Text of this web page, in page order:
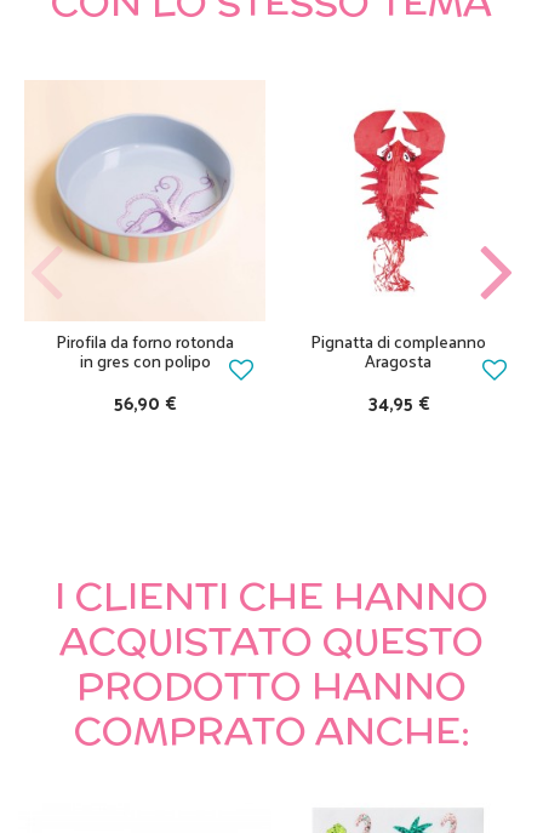
Pirofila da forno rotonda
in gres con polipo
56,90 €
Pignatta di compleanno
Aragosta
34,95 €
I CLIENTI CHE HANNO
ACQUISTATO QUESTO
PRODOTTO HANNO
COMPRATO ANCHE: